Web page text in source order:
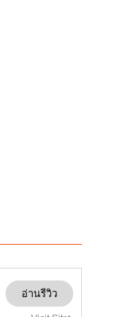
อ่านรีวิว